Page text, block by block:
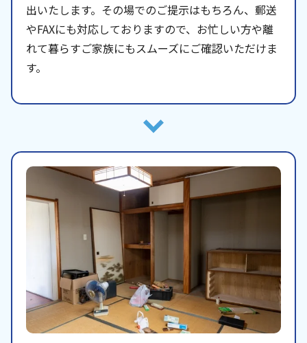
出いたします。その場でのご提示はもちろん、郵送
やFAXにも対応しておりますので、お忙しい方や離
れて暮らすご家族にもスムーズにご確認いただけま
す。